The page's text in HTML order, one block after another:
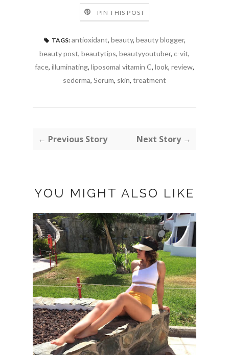
PIN THIS POST
TAGS: antioxidant, beauty, beauty blogger,
beauty post, beautytips, beautyyoutuber, c-vit,
face, illuminating, liposomal vitamin C, look, review,
sederma, Serum, skin, treatment
← Previous Story Next Story →
YOU MIGHT ALSO LIKE